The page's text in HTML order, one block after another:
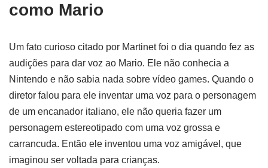
como Mario
Um fato curioso citado por Martinet foi o dia quando fez as
audições para dar voz ao Mario. Ele não conhecia a
Nintendo e não sabia nada sobre vídeo games. Quando o
diretor falou para ele inventar uma voz para o personagem
de um encanador italiano, ele não queria fazer um
personagem estereotipado com uma voz grossa e
carrancuda. Então ele inventou uma voz amigável, que
imaginou ser voltada para crianças.